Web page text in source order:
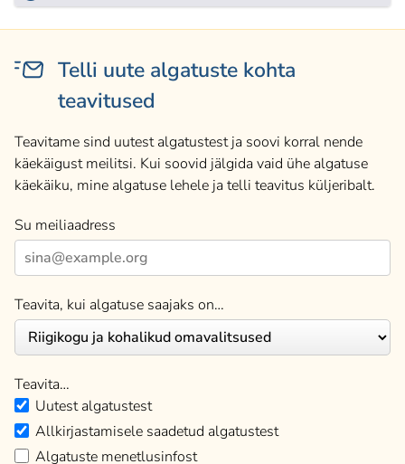
Telli uute algatuste kohta
teavitused
Teavitame sind uutest algatustest ja soovi korral nende
käekäigust meilitsi. Kui soovid jälgida vaid ühe algatuse
käekäiku, mine algatuse lehele ja telli teavitus küljeribalt.
Su meiliaadress
Teavita, kui algatuse saajaks on…
Teavita…
Uutest algatustest
Allkirjastamisele saadetud algatustest
Algatuste menetlusinfost